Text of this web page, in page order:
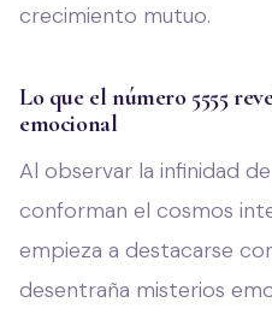
crecimiento mutuo.
Lo que el número 5555
emocional
Al observar la infinidad
conforman el cosmos
empieza a destacarse
desentraña misterios